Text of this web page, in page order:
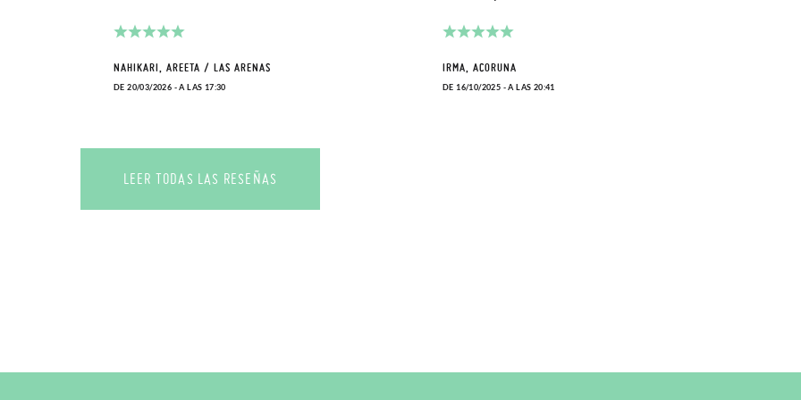
NAHIKARI, AREETA / LAS ARENAS
DE 20/03/2026 - A LAS 17:30
IRMA, ACORUNA
DE 16/10/2025 - A LAS 20:41
LEER TODAS LAS RESEÑAS